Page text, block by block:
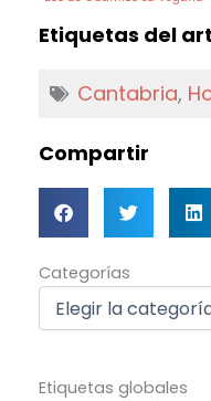
Etiquetas del
Cantabria,
Compartir
Categorías
Categorías
Etiquetas globales